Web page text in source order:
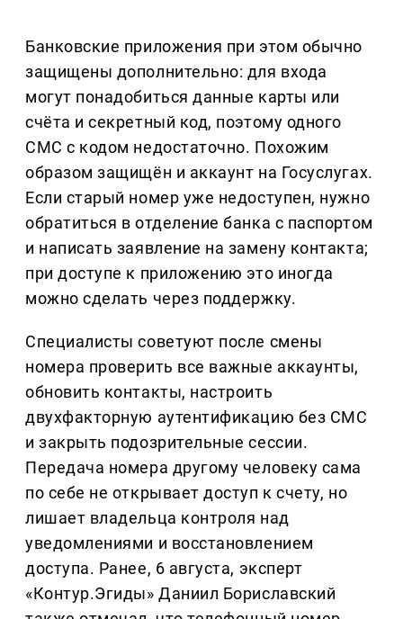
Банковские приложения при этом обычно
защищены дополнительно: для входа
могут понадобиться данные карты или
счёта и секретный код, поэтому одного
СМС с кодом недостаточно. Похожим
образом защищён и аккаунт на Госуслугах.
Если старый номер уже недоступен, нужно
обратиться в отделение банка с паспортом
и написать заявление на замену контакта;
при доступе к приложению это иногда
можно сделать через поддержку.
Специалисты советуют после смены
номера проверить все важные аккаунты,
обновить контакты, настроить
двухфакторную аутентификацию без СМС
и закрыть подозрительные сессии.
Передача номера другому человеку сама
по себе не открывает доступ к счету, но
лишает владельца контроля над
уведомлениями и восстановлением
доступа. Ранее, 6 августа, эксперт
«Контур.Эгиды» Даниил Бориславский